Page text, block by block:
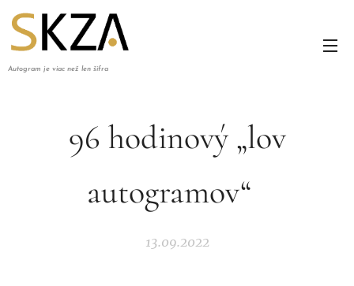
Autogram je viac než len šifra
96 hodinový „lov
autogramov“
13.09.2022